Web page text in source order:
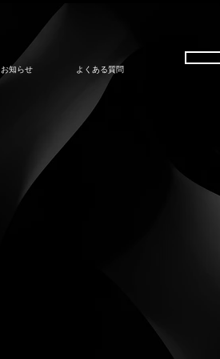
お知らせ よくある質問